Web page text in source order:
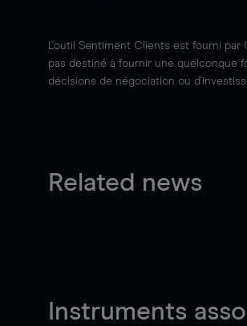
L'outil Sentiment Clients est fourni
pas destiné à fournir une quelconque
décisions de négociation ou
Related news
Instruments